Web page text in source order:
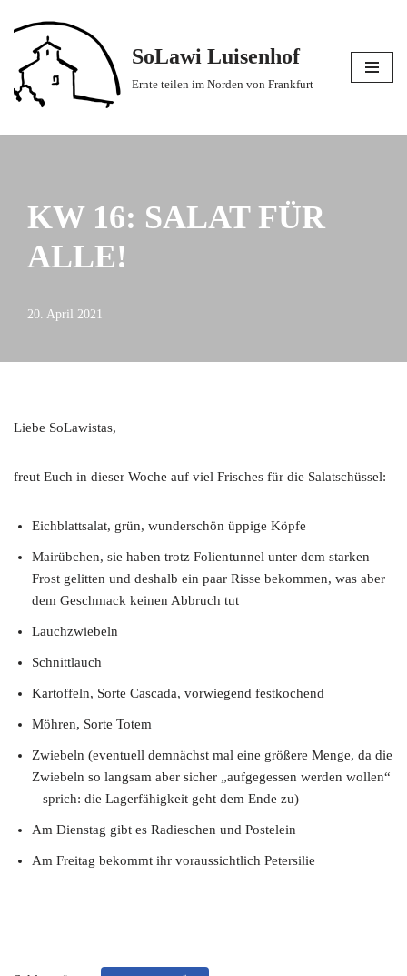
Zum
Inhalt
springen
SoLawi Luisenhof
Ernte teilen im Norden von Frankfurt
KW 16: SALAT FÜR
ALLE!
20. April 2021
Liebe SoLawistas,
freut Euch in dieser Woche auf viel Frisches für die Salatschüssel:
Eichblattsalat, grün, wunderschön üppige Köpfe
Mairübchen, sie haben trotz Folientunnel unter dem starken
Frost gelitten und deshalb ein paar Risse bekommen, was aber
dem Geschmack keinen Abbruch tut
Lauchzwiebeln
Schnittlauch
Kartoffeln, Sorte Cascada, vorwiegend festkochend
Möhren, Sorte Totem
Zwiebeln (eventuell demnächst mal eine größere Menge, da die
Zwiebeln so langsam aber sicher „aufgegessen werden wollen“
– sprich: die Lagerfähigkeit geht dem Ende zu)
Am Dienstag gibt es Radieschen und Postelein
Am Freitag bekommt ihr voraussichtlich Petersilie